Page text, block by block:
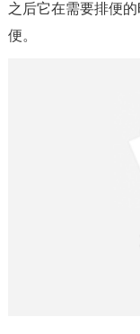
之后它在需要排便
便。